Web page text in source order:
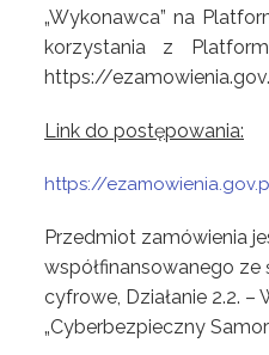
„Wykonawca” na
korzystania z
https://
Link do postępowania:
https://
Przedmiot zamówienia
współfinansowanego ze
cyfrowe, Działanie 2.2.
„Cyberbezpieczny